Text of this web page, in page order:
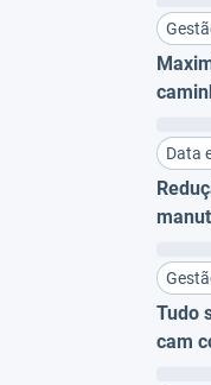
Data
Tudo
cam